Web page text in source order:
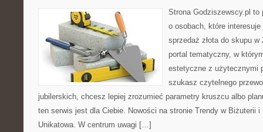
Strona Godziszewscy.pl to
o osobach, które
sprzedaż złota do skupu
portal tematyczny, w
estetyczne z użytecznymi
szukasz czytelnego
jubilerskich, chcesz lepiej zrozumieć parametry kruszcu albo
ten serwis jest dla Ciebie. Nowości na stronie Trendy w Biżuterii
Unikatowa. W centrum uwagi […]